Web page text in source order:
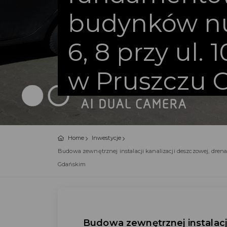
budynków
6, 8 przy ul.
w Pruszczu
Home
Inwestycje
Budowa zewnętrznej instalacji kanalizacji deszczowej,
Gdańskim
Budowa zewnętrznej